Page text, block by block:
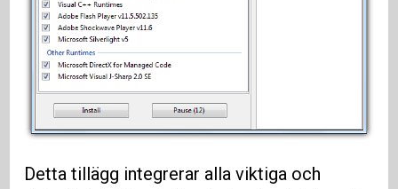
Detta tillägg integrerar alla viktiga och